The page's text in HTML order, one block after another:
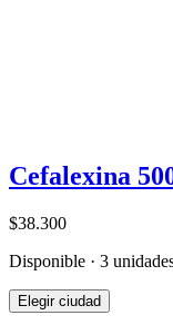
Cefalexina
$38.300
Disponible · 3
Elegir ciudad